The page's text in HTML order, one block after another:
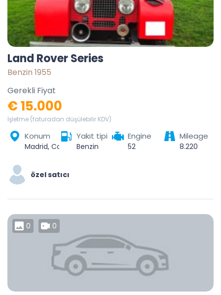
Land Rover Series
Benzin 1955
Gerekli Fiyat
€ 15.000
İşletme (faturadan düşülebilir KDV)
Konum Yakıt tipi
Benzin
Engine
52
Mileage
8.220
özel satıcı
0 0